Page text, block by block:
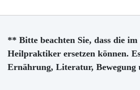
** Bitte beachten Sie, dass die
Heilpraktiker ersetzen können.
Ernährung, Literatur, Bewegung